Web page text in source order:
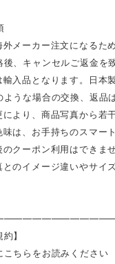
メーカー注文になるた
後、キャンセルご返金を
入品となります。日本
ような場合の交換、返品
より、商品写真から若
は、お手持ちのスマー
クーポン利用はできま
のイメージ違いやサイ
】
こちらをお読みください